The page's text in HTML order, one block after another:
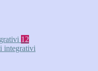
12
integrativi